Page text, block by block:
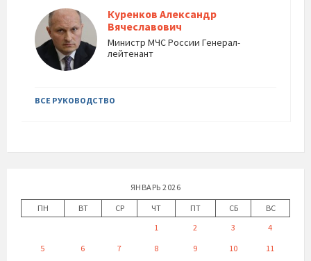
Куренков Александр
Вячеславович
Министр МЧС России Генерал-
лейтенант
ВСЕ РУКОВОДСТВО
ЯНВАРЬ 2026
ПН
ВТ СР ЧТ ПТ СБ
ВС
1
2 3
4
5
6 7 8 9 10
11